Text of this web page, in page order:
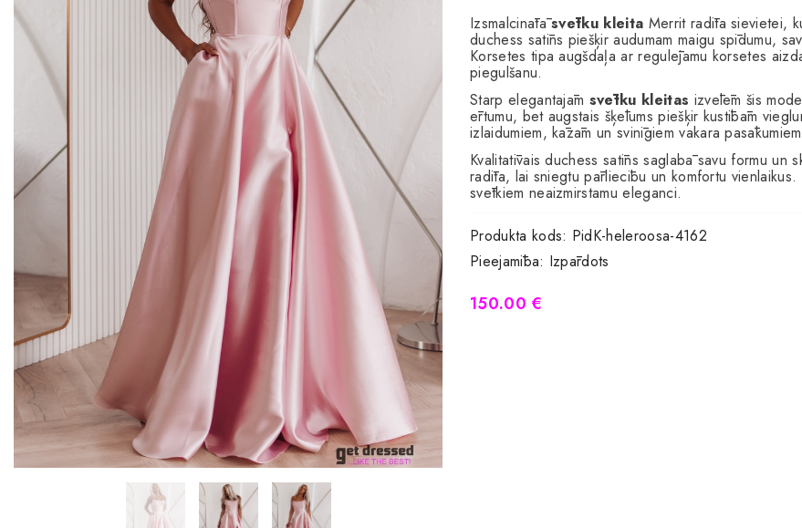
Midi kleitas
Skater kleitas
Mini kleitas
Adīt kleitas
Izsmalcinātāsvētku kleita Merrit radīta sievietei,
duchess satīns piešķir audumam maigu spīdumu,
Korsetes tipa augšdaļa ar regulējamu korsetes
piegulšanu.
Starp elegantajām svētku kleitas izvēlēm šis
ērtumu, bet augstais šķēlums piešķir kustībām
izlaidumiem, kāzām un svinīgiem vakara
Kvalitatīvais duchess satīns saglabā savu formu un
radīta, lai sniegtu pārliecību un komfortu
svētkiem neaizmirstamu eleganci.
Produkta kods: PidK-heleroosa-4162
Pieejamība: Izpārdots
150.00 €